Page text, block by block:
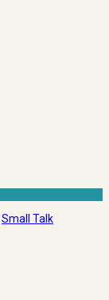
Small Talk